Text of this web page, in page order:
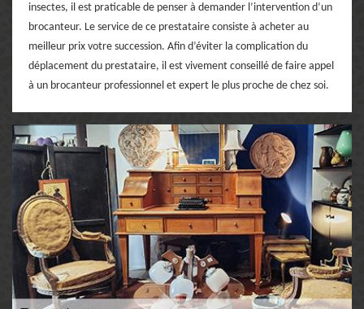
insectes, il est praticable de penser à demander l’intervention d’un
brocanteur. Le service de ce prestataire consiste à acheter au
meilleur prix votre succession. Afin d’éviter la complication du
déplacement du prestataire, il est vivement conseillé de faire appel
à un brocanteur professionnel et expert le plus proche de chez soi.